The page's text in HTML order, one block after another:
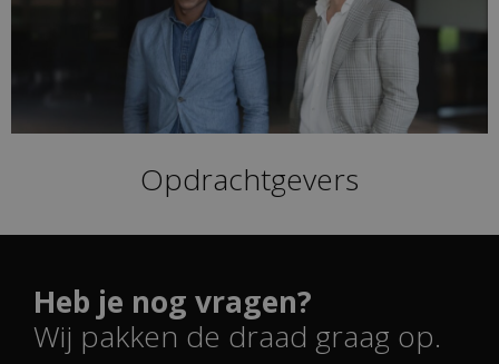
Opdrachtgevers
Heb je nog vragen?
Wij pakken de draad graag op.